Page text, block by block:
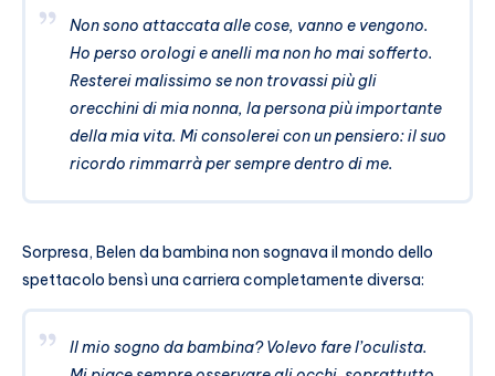
Non sono attaccata alle cose, vanno e vengono.
Ho perso orologi e anelli ma non ho mai sofferto.
Resterei malissimo se non trovassi più gli
orecchini di mia nonna, la persona più importante
della mia vita. Mi consolerei con un pensiero: il suo
ricordo rimmarrà per sempre dentro di me.
Sorpresa, Belen da bambina non sognava il mondo dello
spettacolo bensì una carriera completamente diversa:
Il mio sogno da bambina? Volevo fare l’oculista.